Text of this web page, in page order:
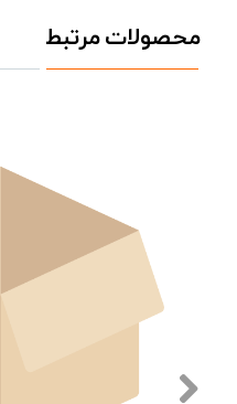
محصولات مرتبط